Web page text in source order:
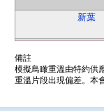
新葉
備註
模擬鳥瞰重溫由特約供
重溫片段出現偏差。本